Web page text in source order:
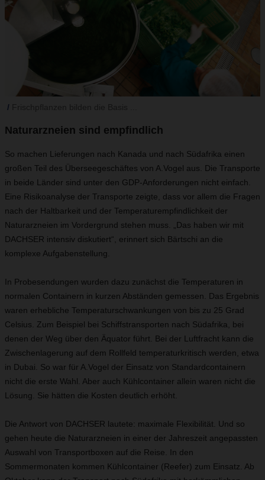
Naturarzneien sind empfindlich
So machen Lieferungen nach Kanada und nach Südafrika einen
großen Teil des Überseegeschäftes von A.Vogel aus. Die Transporte
in beide Länder sind unter den GDP-Anforderungen nicht einfach.
Eine Risikoanalyse der Transporte zeigte, dass vor allem die Fragen
nach der Haltbarkeit und der Temperaturempfindlichkeit der
Naturarzneien im Vordergrund stehen muss. „Das haben wir mit
DACHSER intensiv diskutiert“, erinnert sich Bärtschi an die
komplexe Aufgabenstellung.
In Probesendungen wurden dazu zunächst die Temperaturen in
normalen Containern in kurzen Abständen gemessen. Das Ergebnis
waren erhebliche Temperaturschwankungen von bis zu 25 Grad
Celsius. Zum Beispiel bei Schiffstransporten nach Südafrika, bei
denen der Weg über den Äquator führt. Bei der Luftfracht kann die
Zwischenlagerung auf dem Rollfeld temperaturkritisch werden, etwa
in Dubai. So war für A.Vogel der Einsatz von Standardcontainern
nicht die erste Wahl. Aber auch Kühlcontainer allein waren nicht die
Lösung. Sie hätten die Kosten deutlich erhöht.
Die Antwort von DACHSER lautete: maximale Flexibilität. Und so
gehen heute die Naturarzneien in einer der Jahreszeit angepassten
Auswahl von Transportboxen auf die Reise. In den
Sommermonaten kommen Kühlcontainer (Reefer) zum Einsatz. Ab